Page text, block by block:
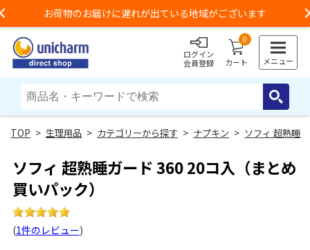
お荷物のお届けに遅れが出ている地域がございます
ログイン
会員登録
0
カート メニュー
> 生理用品 > カテゴリーから探す > ナプキン > ソフィ 超熟睡
ソフィ 超熟睡ガード 360 20コ入（まとめ
買いパック）
(1件のレビュー)